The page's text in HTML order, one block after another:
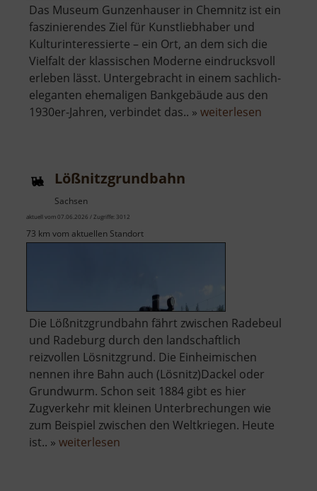
Das Museum Gunzenhauser in Chemnitz ist ein
faszinierendes Ziel für Kunstliebhaber und
Kulturinteressierte – ein Ort, an dem sich die
Vielfalt der klassischen Moderne eindrucksvoll
erleben lässt. Untergebracht in einem sachlich-
eleganten ehemaligen Bankgebäude aus den
1930er-Jahren, verbindet das.. » weiterlesen
Lößnitzgrundbahn
Sachsen
aktuell vom 07.06.2026 / Zugriffe: 3012
73 km vom aktuellen Standort
Die Lößnitzgrundbahn fährt zwischen Radebeul
und Radeburg durch den landschaftlich
reizvollen Lösnitzgrund. Die Einheimischen
nennen ihre Bahn auch (Lösnitz)Dackel oder
Grundwurm. Schon seit 1884 gibt es hier
Zugverkehr mit kleinen Unterbrechungen wie
zum Beispiel zwischen den Weltkriegen. Heute
ist.. » weiterlesen